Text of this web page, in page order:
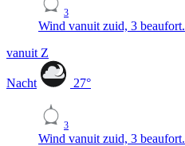
3
Wind vanuit zuid, 3 beaufort.
vanuit Z
Nacht 27°
3
Wind vanuit zuid, 3 beaufort.